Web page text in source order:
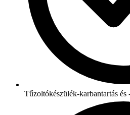
Tűzoltókészülék-karbantartás és